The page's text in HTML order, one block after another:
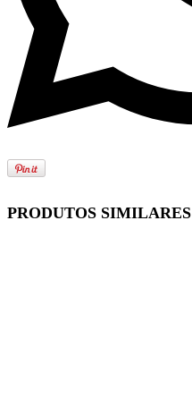
PRODUTOS SIMILARES